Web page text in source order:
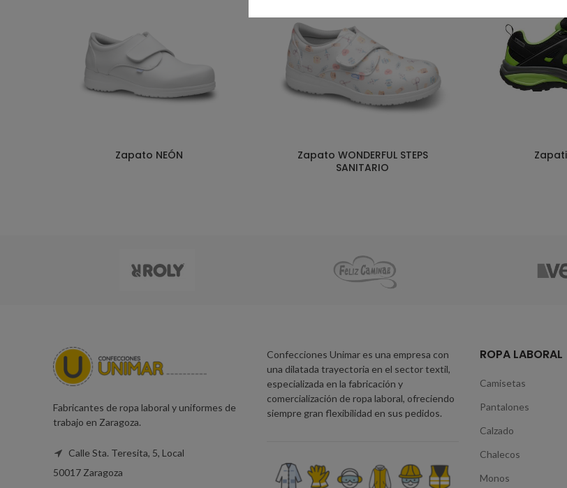
Zapato NEÓN
Zapato WONDERFUL STEPS
SANITARIO
Fabricantes de ropa laboral y uniformes de
trabajo en Zaragoza.
Calle Sta. Teresita, 5, Local
50017 Zaragoza
Confecciones Unimar es una empresa con
una dilatada trayectoria en el sector textil,
especializada en la fabricación y
comercialización de ropa laboral, ofreciendo
siempre gran flexibilidad en sus pedidos.
ROPA LABORAL
Camisetas
Pantalones
Calzado
Chalecos
Monos